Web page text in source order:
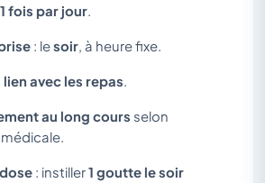
1 fois par jour
: lesoir , à heure fixe.
lien avec les repas
au long cours selon
: instiller1 goutte le soir